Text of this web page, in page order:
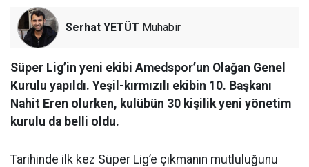
Serhat YETÜT Muhabir
Süper Lig’in yeni ekibi Amedspor’un Olağan Genel
Kurulu yapıldı. Yeşil-kırmızılı ekibin 10. Başkanı
Nahit Eren olurken, kulübün 30 kişilik yeni yönetim
kurulu da belli oldu.
Tarihinde ilk kez Süper Lig’e çıkmanın mutluluğunu